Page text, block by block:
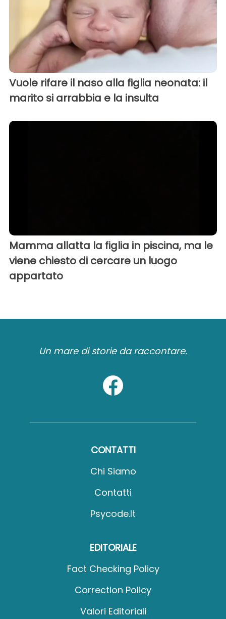
Vuole rifare il naso alla figlia neonata: il
marito si arrabbia e la insulta
Mamma allatta la figlia in piscina, ma le
viene chiesto di cercare un luogo
appartato
Un mare di storie da raccontare.
CONTATTI
Chi Siamo
Contatti
Psycode.it
EDITORIALE
Fact Checking Policy
Correction Policy
Valori Editoriali